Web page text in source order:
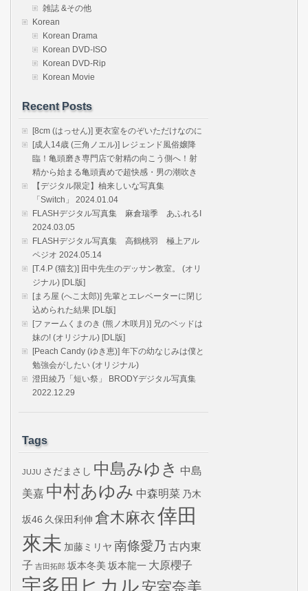
雑誌 &その他
Korean
Korean Drama
Korean DVD-ISO
Korean DVD-Rip
Korean Movie
Recent Posts
[8cm (はっせん)] 更衣室をのぞいただけなのに
[成人14歳 (三角ノエル)] レジェンド風俗嬢降
臨！亀頭磨き専門店で射精の向こう側へ！射
精から始まる亀頭責めで超快感・男の潮吹き
【デジタル限定】柚来しいな写真集
「Switch」 2024.01.04
FLASHデジタル写真集 麻倉瑞季 あふれるI
2024.03.05
FLASHデジタル写真集 高鶴桃羽 極上アル
ペジオ 2024.05.14
[T.4.P (猫玄)] 田中先生のデッサン教室。 (オリ
ジナル) [DL版]
[まろ屋 (へこ太郎)] 先輩とエレベーターに閉じ
込められた結果 [DL版]
[ファームくまのき (熊ノ木咲月)] 兄のベッドは
妹の! (オリジナル) [DL版]
[Peach Candy (ゆき恵)] 年下の幼なじみは僕と
勉強会がしたい (オリジナル)
澄田綾乃「短い祭」 BRODYデジタル写真集
2022.12.29
Tags
JUJU さだまさし 中島みゆき 中島
美嘉 中村あゆみ 中森明菜 乃木
坂46 久保田利伸 倉木麻衣倖田
來未 加藤ミリヤ 南條愛乃 古内東
子 吉田拓郎 坂本冬美 坂本龍一 大原櫻子
宇多田ヒカル安室奈美